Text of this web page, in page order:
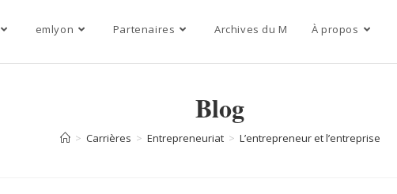
emlyon Partenaires Archives du M À propos
Blog
> Carrières > Entrepreneuriat > L’entrepreneur et l’entreprise